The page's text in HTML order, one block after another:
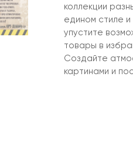
коллекции
едином стиле
упустите
товары в
Создайте
картинами и